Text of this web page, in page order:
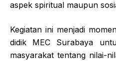
aspek spiritual maupun
Kegiatan ini menjadi
didik MEC Surabaya
masyarakat tentang nilai-